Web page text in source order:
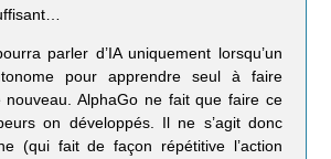
parler d’IA uniquement lorsqu’un
pour apprendre seul à faire
nouveau. AlphaGo ne fait que faire ce
on développés. Il ne s’agit donc
(qui fait de façon répétitive l’action